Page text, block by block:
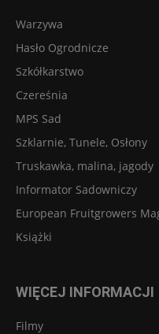
Warzywa
Hasło Ogrodnicze
Szkółkarstwo
Czereśnia
MPS Sad
Szklarnie, Tunele, Osłony
Truskawka, malina, jagody
Informator Sadowniczy
European Fruitgrowers
Książki
WIĘCEJ INFORMACJI
Filmy